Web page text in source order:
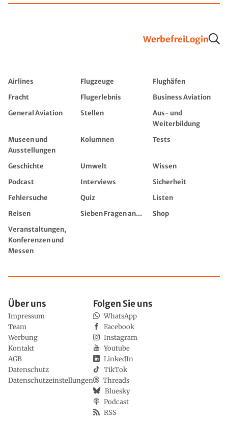
WerbefreiLogin
Airlines Flugzeuge
Flughäfen
Fracht
Flugerlebnis
Business Aviation
General Aviation
Stellen
Aus- und
Weiterbildung
Museen und
Ausstellungen
Kolumnen Tests
Geschichte Umwelt
Wissen
Podcast
Interviews
Sicherheit
Fehlersuche
Quiz
Listen
Reisen
Sieben Fragen an...
Shop
Veranstaltungen,
Konferenzen und
Messen
Über uns
Impressum
Team
Werbung
Kontakt
AGB
Datenschutz
Datenschutzeinstellungen
Folgen Sie uns
WhatsApp
Facebook
Instagram
Youtube
LinkedIn
TikTok
Threads
Bluesky
Podcast
RSS